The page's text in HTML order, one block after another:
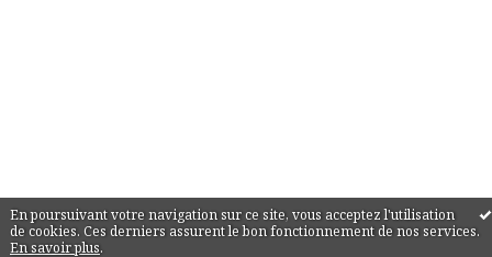
En poursuivant votre navigation sur ce site, vous acceptez l'utilisation
de cookies. Ces derniers assurent le bon fonctionnement de nos services.
En savoir plus.